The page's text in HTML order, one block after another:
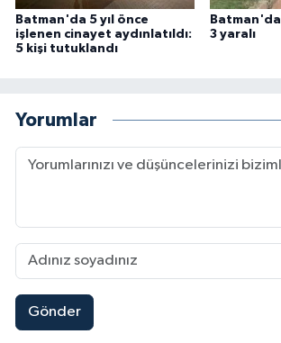
Batman'da 5 yıl önce
işlenen cinayet aydınlatıldı:
5 kişi tutuklandı
Batman'da
3 yaralı
Yorumlar
Gönder